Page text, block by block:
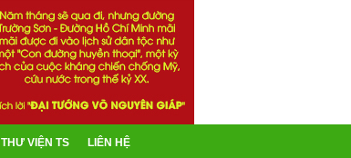
THƯ VIỆN TS LIÊN HỆ